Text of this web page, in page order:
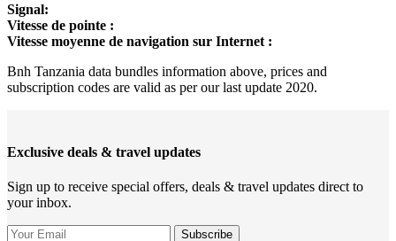
Signal:
Vitesse de pointe :
Vitesse moyenne de navigation sur Internet :
Bnh Tanzania data bundles information above, prices and
subscription codes are valid as per our last update 2020.
Exclusive deals & travel updates
Sign up to receive special offers, deals & travel updates direct to
your inbox.